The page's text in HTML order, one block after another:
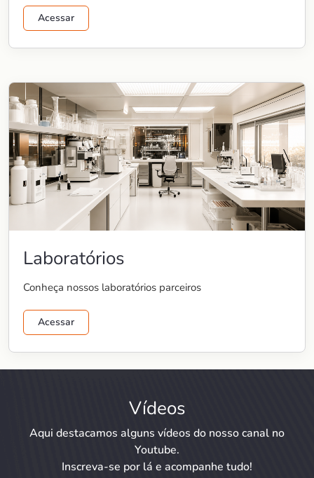
Acessar
Laboratórios
Conheça nossos laboratórios parceiros
Acessar
Vídeos
Aqui destacamos alguns vídeos do nosso canal no
Youtube.
Inscreva-se por lá e acompanhe tudo!